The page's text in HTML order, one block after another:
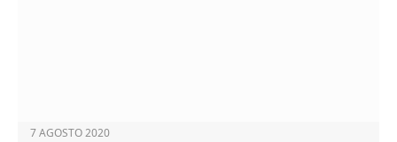
7 AGOSTO 2020